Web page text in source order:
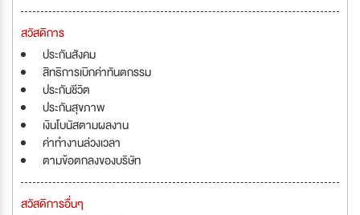
สวัสดิการ
ประกันสังคม
สิทธิการเบิกค่าทันตกรรม
ประกันชีวิต
ประกันสุขภาพ
เงินโบนัสตามผลงาน
ค่าทำงานล่วงเวลา
ตามข้อตกลงของบริษัท
สวัสดิการอื่นๆ